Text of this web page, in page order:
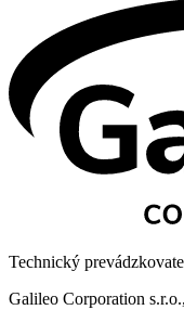
Technický
Galileo Corporation